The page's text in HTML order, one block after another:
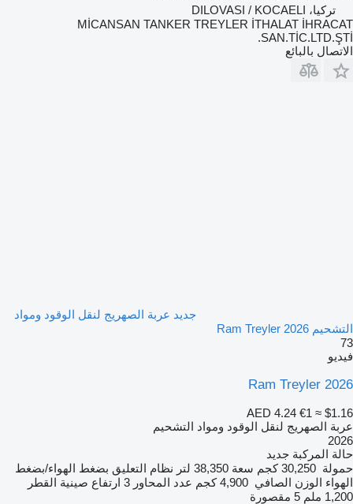
تركيا، DILOVASI / KOCAELI
MİCANSAN TANKER TREYLER İTHALAT İHRACAT
SAN.TİC.LTD.ŞTİ.
الاتصال بالبائع
جديد عربة الصهريج لنقل الوقود ومواد
التشحيم Ram Treyler 2026
73
فيديو
Ram Treyler 2026
AED 4.24 €1 ≈ $1.16
عربة الصهريج لنقل الوقود ومواد التشحيم
2026
حالة المركبة جديد
حمولة 30,250 كجم سعة 38,350 لتر نظام التعليق بضغط الهواء/بضغط
الهواء الوزن الصافي 4,900 كجم عدد المحاور 3 ارتفاع صينية القطر
1,200 ملم
5 مقصورة